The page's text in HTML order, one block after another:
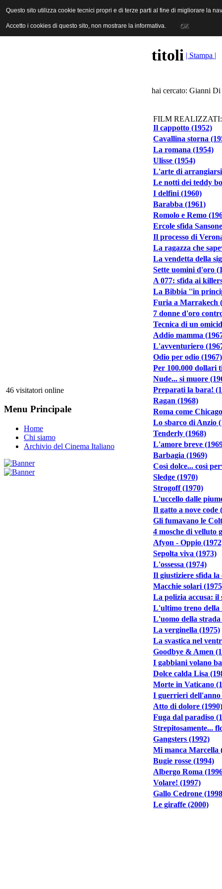
ANICA | Associazione Nazionale Industrie Cinematografiche
46 visitatori online
Menu Principale
Home
Chi siamo
Archivio del Cinema Italiano
titoli | Stampa |
hai cercato: Gianni Di
FILM REALIZZATI:
Il cappotto (1952)
Cavallina storna
La romana (1954)
Ulisse (1954)
L'arte di arrangiarsi
Le notti dei teddy
I delfini (1960)
Barabba (1961)
Romolo e Remo
Ercole sfida
Il processo di
La ragazza che
La vendetta della
Sette uomini d'oro
A 077: sfida ai
La Bibbia ''in
Furia a Marrakech
7 donne d'oro
Tecnica di un
Addio mamma
L'avventuriero
Odio per odio (1967)
Per 100.000 dollari
Nude... si muore
Preparati la bara!
Ragan (1968)
Roma come
Lo sbarco di Anzio
Tenderly (1968)
L'amore breve
Barbagia (1969)
Così dolce... così
Sledge (1970)
Strogoff (1970)
L'uccello dalle
Il gatto a nove code
Gli fumavano le
4 mosche di velluto
Afyon - Oppio
Sepolta viva (1973)
L'ossessa (1974)
Il giustiziere sfida la
Macchie solari
La polizia accusa: il
L'ultimo treno della
L'uomo della strada
La verginella (1975)
La svastica nel
Goodbye & Amen
I gabbiani volano
Dolce calda Lisa
Morte in Vaticano
I guerrieri dell'anno
Atto di dolore (1990)
Fuga dal paradiso
Strepitosamente...
Gangsters (1992)
Mi manca Marcella
Bugie rosse (1994)
Albergo Roma
Volare! (1997)
Gallo Cedrone
Le giraffe (2000)
Questo sito utilizza cookie tecnici propri e di terze parti al fine di migliorare la
Accetto i cookies di questo sito, non mostrare la informativa. OK
Questo sito utilizza cookie tecnici propri e di terze parti al fine di migliorare la
Accetto i cookies di questo sito, non mostrare la informativa. OK